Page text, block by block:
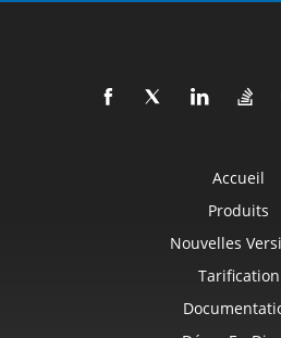
Accueil
Produits
Nouvelles
Tarification